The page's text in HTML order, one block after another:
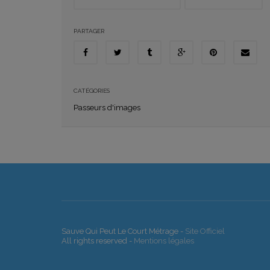
PARTAGER
CATÉGORIES
Passeurs d'images
Sauve Qui Peut Le Court Métrage - Site Officiel
All rights reserved - Mentions légales